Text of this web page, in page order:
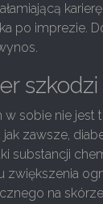
po imprezie.
sobie nie jest
zawsze,
substancji
na